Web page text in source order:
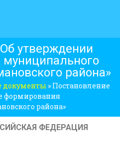
утверждении
района»
» Постановление
формирования
района»
ФЕДЕРАЦИЯ